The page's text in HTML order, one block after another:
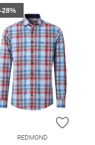
HINZUFÜGEN
ZUR
REDMOND
-28%